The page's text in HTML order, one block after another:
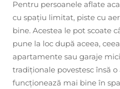
Pentru persoanele aflate
cu spațiu limitat, piste cu
bine. Acestea le pot scoate
pune la loc după aceea,
apartamente sau garaje
tradiționale povestesc însă o
funcționează mai bine în